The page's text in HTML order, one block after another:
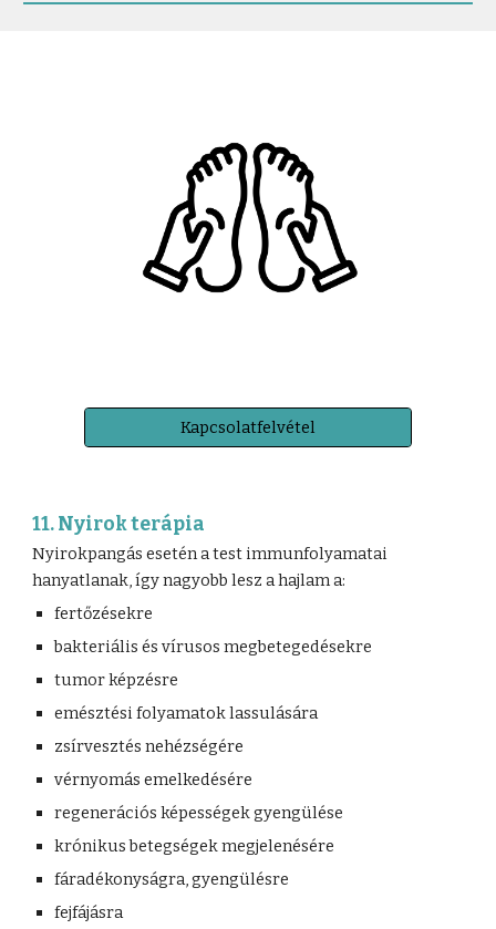
Kapcsolatfelvétel
11. Nyirok terápia
Nyirokpangás esetén a test immunfolyamatai
hanyatlanak, így nagyobb lesz a hajlam a:
fertőzésekre
bakteriális és vírusos megbetegedésekre
tumor képzésre
emésztési folyamatok lassulására
zsírvesztés nehézségére
vérnyomás emelkedésére
regenerációs képességek gyengülése
krónikus betegségek megjelenésére
fáradékonyságra, gyengülésre
fejfájásra